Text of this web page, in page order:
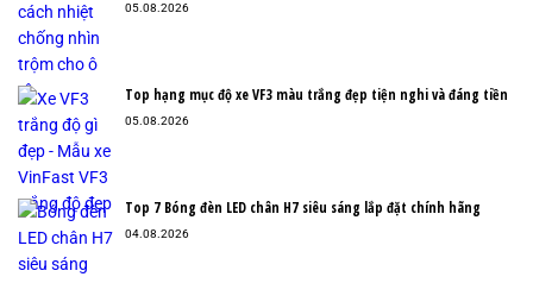
05.08.2026
Top hạng mục độ xe VF3 màu trắng đẹp tiện nghi và đáng tiền
05.08.2026
Top 7 Bóng đèn LED chân H7 siêu sáng lắp đặt chính hãng
04.08.2026